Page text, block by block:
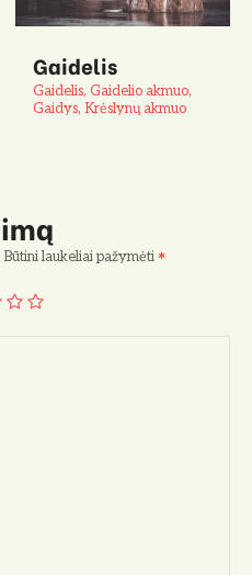
Gaidelis
Gaidelis, Gaidelio akmuo,
Gaidys, Krėslynų akmuo
Būtini laukeliai pažymėti